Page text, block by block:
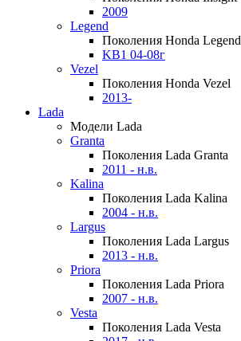
2009
Legend
Поколения Honda Legend
KB1 04-08г
Vezel
Поколения Honda Vezel
2013-
Lada
Модели Lada
Granta
Поколения Lada Granta
2011 - н.в.
Kalina
Поколения Lada Kalina
2004 - н.в.
Largus
Поколения Lada Largus
2013 - н.в.
Priora
Поколения Lada Priora
2007 - н.в.
Vesta
Поколения Lada Vesta